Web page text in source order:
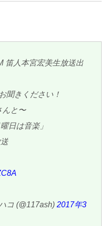
笛人本宮宏美生放送出
聞きください！
んと〜
日は音楽」
コ (@117ash) 2017年3